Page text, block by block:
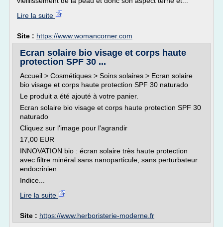
Lire la suite
Site : https://www.womancorner.com
Ecran solaire bio visage et corps haute
protection SPF 30 ...
Accueil > Cosmétiques > Soins solaires > Ecran solaire
bio visage et corps haute protection SPF 30 naturado
Le produit a été ajouté à votre panier.
Ecran solaire bio visage et corps haute protection SPF 30
naturado
Cliquez sur l'image pour l'agrandir
17,00 EUR
INNOVATION bio : écran solaire très haute protection
avec filtre minéral sans nanoparticule, sans perturbateur
endocrinien.
Indice...
Lire la suite
Site : https://www.herboristerie-moderne.fr